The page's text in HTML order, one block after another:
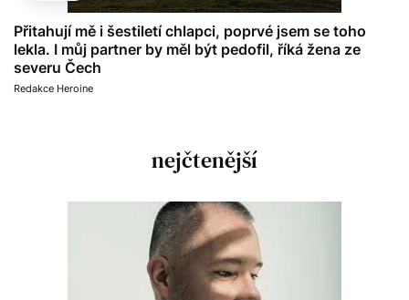
Přitahují mě i šestiletí chlapci, poprvé jsem se toho
lekla. I můj partner by měl být pedofil, říká žena ze
severu Čech
Redakce Heroine
nejčtenější